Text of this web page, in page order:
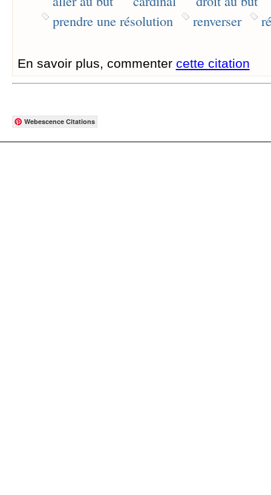
prendre une résolution
renverser
En savoir plus, commenter cette citation
Webescence Citations